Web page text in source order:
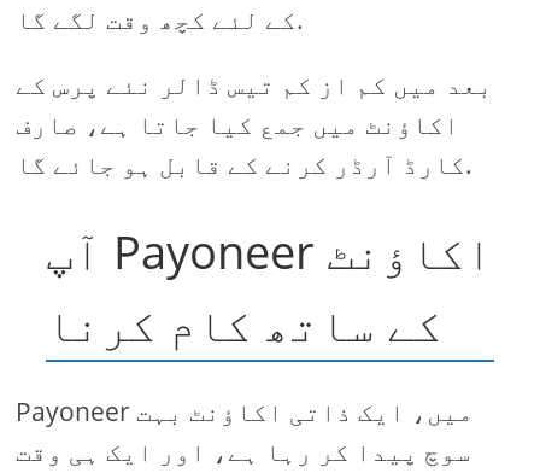
کے لئے کچھ وقت لگے گا.
بعد میں کم از کم تیس ڈالر نئے پرس کے
اکاؤنٹ میں جمع کیا جاتا ہے، صارف
کارڈ آرڈر کرنے کے قابل ہو جائے گا.
آپ Payoneer اکاؤنٹ
کے ساتھ کام کرنا
Payoneer میں، ایک ذاتی اکاؤنٹ بہت
سوچ پیدا کر رہا ہے، اور ایک ہی وقت